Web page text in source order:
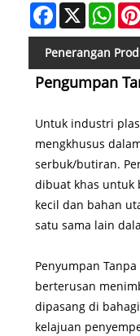
Facebook
X
Penerangan
Pengumpan
Untuk industri
mengkhusus
serbuk/butiran.
dibuat khas untuk
kecil dan bahan
satu sama lain
Penyumpan
berterusan
dipasang di
kelajuan